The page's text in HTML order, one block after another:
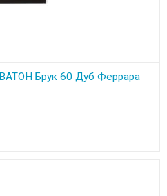
Брук 60 Дуб Феррара